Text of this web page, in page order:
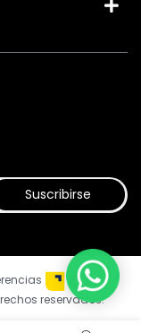
Suscribirse
reservados.